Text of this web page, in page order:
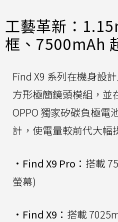
工藝革新：
框、7500mAh
Find X9 系列在機身設
方形極簡鏡頭模組，並
OPPO 獨家矽碳負極電
計，使電量較前代大幅
• Find X9 Pro： 搭載
螢幕)
• Find X9： 搭載